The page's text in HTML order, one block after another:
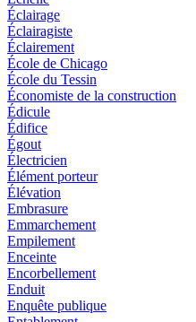
Éclairage
Éclairagiste
Éclairement
École de Chicago
École du Tessin
Économiste de la construction
Édicule
Édifice
Égout
Électricien
Élément porteur
Élévation
Embrasure
Emmarchement
Empilement
Enceinte
Encorbellement
Enduit
Enquête publique